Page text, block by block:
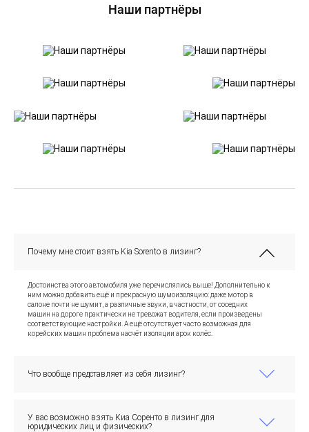
Наши партнёры
Почему мне стоит взять Kia Sorento в лизинг?
Достоинства этого автомобиля уже перечислялись выше! Дополнительно к
ним можно добавить ещё и прекрасную шумоизоляцию: даже мотор в
салоне почти не шумит, а различные звуки, в частности, от соседних
машин на дороге практически не тревожат водителя, если произведены
соответствующие настройки. А ещё отсутствует часто возможная для
корейских машин проблема насчёт изоляции арок колёс.
Что вообще представляет из себя лизинг?
У вас возможно взять Киа Соренто в лизинг для
юридических лиц и физических?